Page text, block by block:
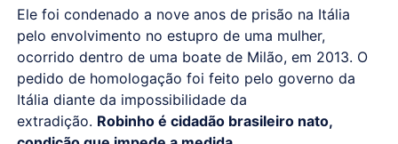
Ele foi condenado a nove anos de prisão na Itália
pelo envolvimento no estupro de uma mulher,
ocorrido dentro de uma boate de Milão, em 2013. O
pedido de homologação foi feito pelo governo da
Itália diante da impossibilidade da
extradição. Robinho é cidadão brasileiro nato,